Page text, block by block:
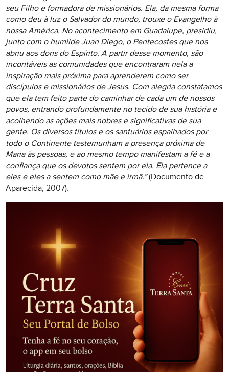
seu Filho e formadora de missionários. Ela, da mesma forma
como deu à luz o Salvador do mundo, trouxe o Evangelho à
nossa América. No acontecimento em Guadalupe, presidiu,
junto com o humilde Juan Diego, o Pentecostes que nos
abriu aos dons do Espírito. A partir desse momento, são
incontáveis as comunidades que encontraram nela a
inspiração mais próxima para aprenderem como ser
discípulos e missionários de Jesus. Com alegria constatamos
que ela tem feito parte do caminhar de cada um de nossos
povos, entrando profundamente no tecido de sua história e
acolhendo as ações mais nobres e significativas de sua
gente. Os diversos títulos e os santuários espalhados por
todo o Continente testemunham a presença próxima de
Maria às pessoas, e ao mesmo tempo manifestam a fé e a
confiança que os devotos sentem por ela. Ela pertence a
eles e eles a sentem como mãe e irmã.”(Documento de
Aparecida, 2007).